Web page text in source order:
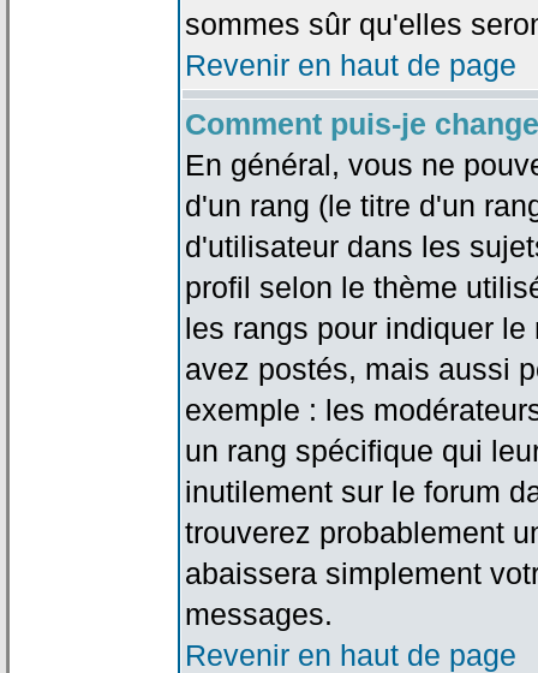
sommes sûr qu'elles
Revenir en haut de page
Comment puis-je
En général, vous ne
d'un rang (le titre d'un
d'utilisateur dans les
profil selon le thème
les rangs pour indiquer
avez postés, mais aussi
exemple : les
un rang spécifique qui
inutilement sur le forum
trouverez probablement
abaissera simplement
messages.
Revenir en haut de page